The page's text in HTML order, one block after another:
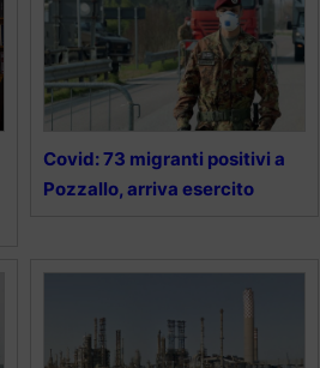
Covid: 73 migranti positivi a
Pozzallo, arriva esercito